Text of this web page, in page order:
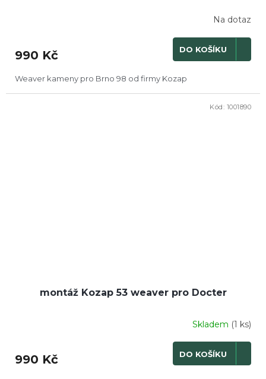
Na dotaz
990 Kč DO KOŠÍKU
Weaver kameny pro Brno 98 od firmy Kozap
montáž Kozap 53 weaver pro Docter
Skladem (1 ks)
990 Kč DO KOŠÍKU
Kód: 1001890